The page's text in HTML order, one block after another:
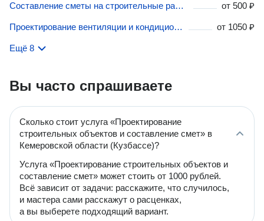
Составление сметы на строительные работы в Кемеровской области (Кузбассе) от 500 ₽
Проектирование вентиляции и кондиционирования в Кемеровской области (Кузбассе) от 1050 ₽
Ещё 8
Вы часто спрашиваете
Сколько стоит услуга «Проектирование
строительных объектов и составление смет» в
Кемеровской области (Кузбассе)?
Услуга «Проектирование строительных объектов и
составление смет» может стоить от 1000 рублей.
Всё зависит от задачи: расскажите, что случилось,
и мастера сами расскажут о расценках,
а вы выберете подходящий вариант.